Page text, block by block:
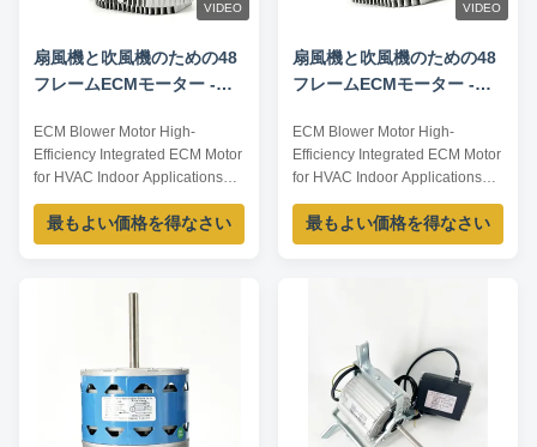
VIDEO
扇風機と吹風機のための48
フレームECMモーター -
240V 50/60HZ
ECM Blower Motor High-
Efficiency Integrated ECM Motor
for HVAC Indoor Applications
Product Overview The ECM
Blower Motor is a high-
efficiency, fully integrated motor
HVAC air-moving equipment. By
combining advanced permanent
magnet motor technology with
最もよい価格を得なさい
VIDEO
扇風機と吹風機のための48
フレームECMモーター -
240V 50/60HZ
ECM Blower Motor High-
Efficiency Integrated ECM Motor
for HVAC Indoor Applications
Product Overview The ECM
Blower Motor is a high-
efficiency, fully integrated motor
magnet motor technology with
an intelligent ...
最もよい価格を得なさい